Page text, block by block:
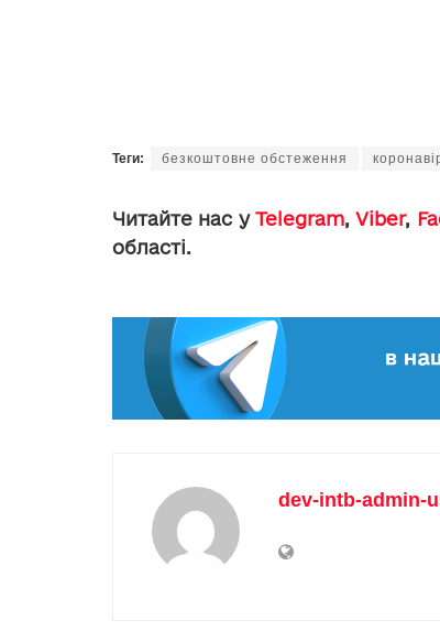
Теги: безкоштовне обстеження
Читайте нас уTelegram,Viber,
області.
dev-intb-admin-